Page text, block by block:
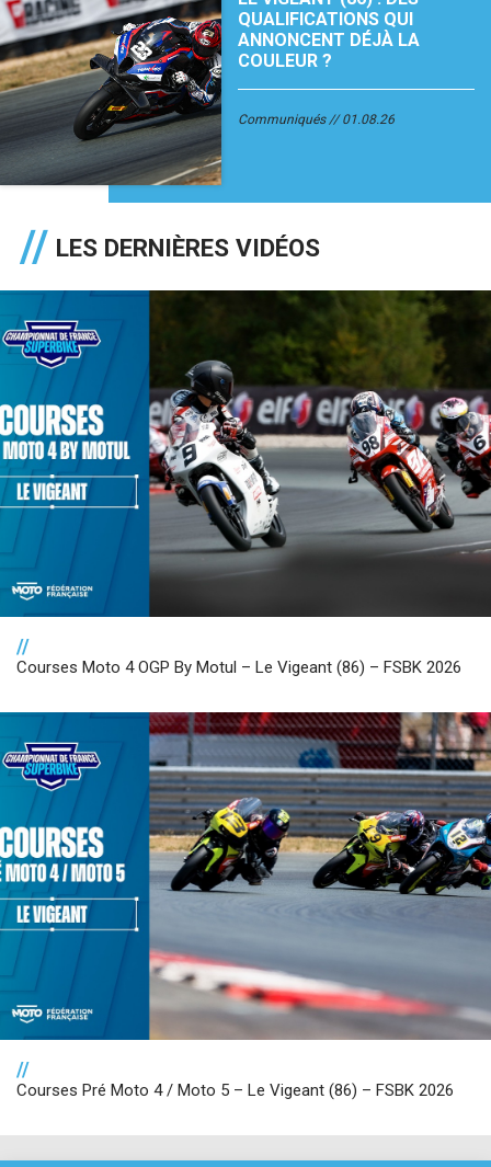
QUALIFICATIONS QUI
ANNONCENT DÉJÀ LA
COULEUR ?
Communiqués 01.08.26
LES DERNIÈRES VIDÉOS
//
Courses Moto 4 OGP By Motul – Le Vigeant (86) – FSBK 2026
//
Courses Pré Moto 4 / Moto 5 – Le Vigeant (86) – FSBK 2026